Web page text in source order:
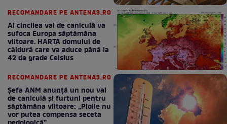
RECOMANDARE PE ANTENA3.RO
Al cincilea val de caniculă va
sufoca Europa săptămâna
viitoare. HARTA domului de
căldură care va aduce până la
42 de grade Celsius
RECOMANDARE PE ANTENA3.RO
Șefa ANM anunță un nou val
de caniculă și furtuni pentru
săptămâna viitoare: „Ploile nu
vor putea compensa seceta